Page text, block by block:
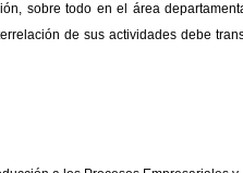
sobre todo en el área
de sus actividades debe